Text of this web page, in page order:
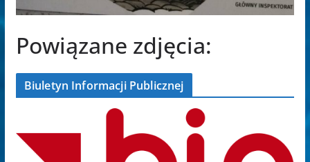
Powiązane zdjęcia:
Biuletyn Informacji Publicznej